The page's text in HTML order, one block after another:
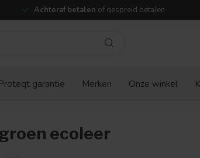
Achteraf betalen of gespreid betalen
garantie Merken Onze winkel
ecoleer